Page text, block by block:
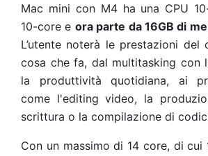
Mac mini con M4 ha una CPU
10-core e ora parte da 16GB di
L’utente noterà le prestazioni
cosa che fa, dal multitasking con
la produttività quotidiana, ai
come l'editing video, la
scrittura o la compilazione di
Con un massimo di 14 core, di cui